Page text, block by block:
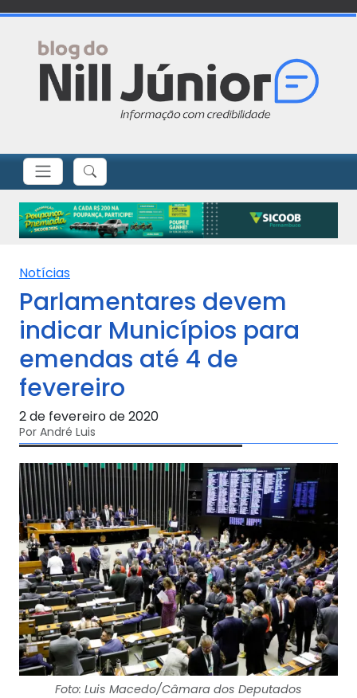
Notícias
Parlamentares devem
indicar Municípios para
emendas até 4 de
fevereiro
2 de fevereiro de 2020
Por André Luis
Foto: Luis Macedo/Câmara dos Deputados